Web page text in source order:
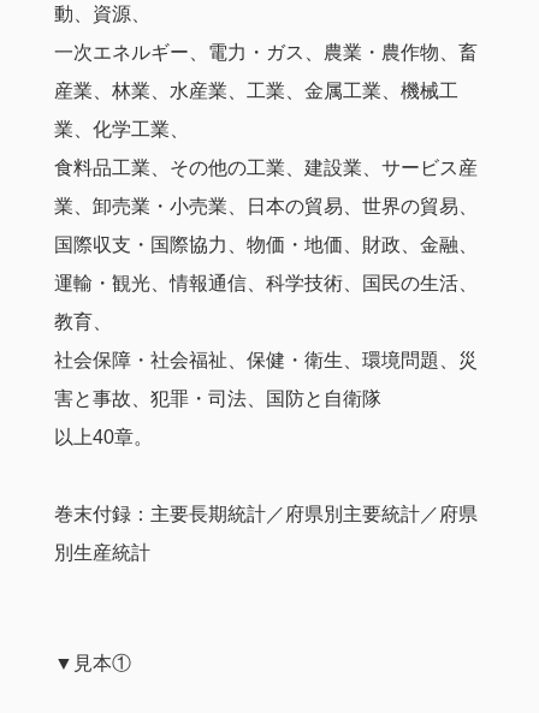
動、資源、
一次エネルギー、電力・ガス、農業・農作物、畜
産業、林業、水産業、工業、金属工業、機械工
業、化学工業、
食料品工業、その他の工業、建設業、サービス産
業、卸売業・小売業、日本の貿易、世界の貿易、
国際収支・国際協力、物価・地価、財政、金融、
運輸・観光、情報通信、科学技術、国民の生活、
教育、
社会保障・社会福祉、保健・衛生、環境問題、災
害と事故、犯罪・司法、国防と自衛隊
以上40章。
巻末付録：主要長期統計／府県別主要統計／府県
別生産統計
▼見本①